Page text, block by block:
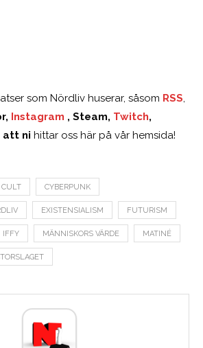
som Nördliv huserar, såsom RSS,
Instagram , Steam, Twitch,
att ni hittar oss här på vår hemsida!
CULT CYBERPUNK
EXISTENSIALISM FUTURISM
IFFY MÄNNISKORS VÄRDE MATINÉ